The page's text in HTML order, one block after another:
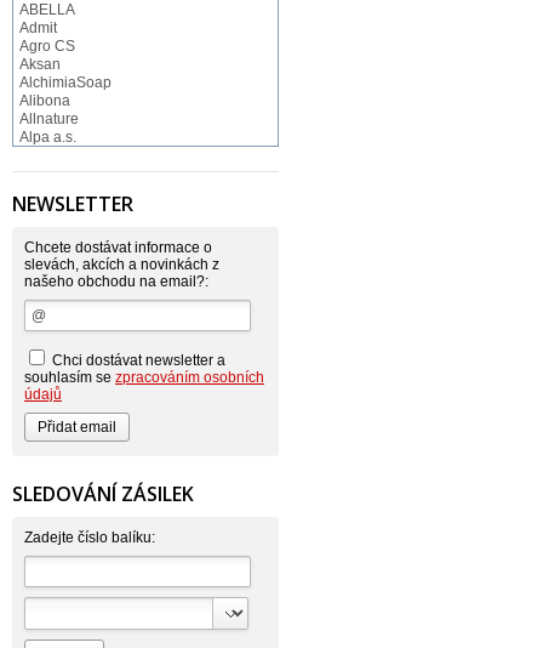
ABELLA
Admit
Agro CS
Aksan
AlchimiaSoap
Alibona
Allnature
Alpa a.s.
Alufix
Astonish
Atlantic
AutoMax Group
Axcentive
BaL
Bateria
Beauty Lille
Beiersdorf - Nivea
Bella
Benkor
BERGEN S. R. L.
Bettina Barty
Bio-repel
Bioclean
Biolit
BIOM s.r.o.
Bioprospect
Bispol
NEWSLETTER
Chcete dostávat informace o
slevách, akcích a novinkách z
našeho obchodu na email?:
Chci dostávat newsletter a
souhlasím se zpracováním osobních
údajů
SLEDOVÁNÍ ZÁSILEK
Zadejte číslo balíku: